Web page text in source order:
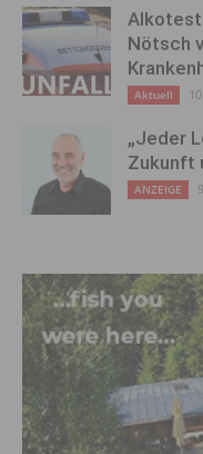
Alkotest
Nötsch
Aktuell
„Jeder
Zukunft
ANZEIGE